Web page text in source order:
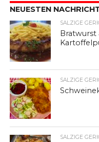
NEUESTEN
SALZIGE
Bratwurst
SALZIGE
SALZIGE